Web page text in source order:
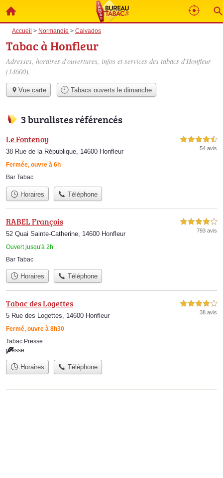
Accueil > Normandie > Calvados
Tabac à Honfleur
Adresses, horaires d'ouvertures, infos et services des tabacs d'Honfleur
(14600).
Vue carte Tabacs ouverts le dimanche
3 buralistes référencés
Le Fontenoy
38 Rue de la République, 14600 Honfleur
Fermée, ouvre à 6h
4,5 étoiles sur 5
54 avis
Bar Tabac
Horaires Téléphone
RABEL François
52 Quai Sainte-Catherine, 14600 Honfleur
Ouvert jusqu'à 2h
4,0 étoiles sur 5
793 avis
Bar Tabac
Horaires Téléphone
Tabac des Logettes
5 Rue des Logettes, 14600 Honfleur
Fermé, ouvre à 8h30
4,0 étoiles sur 5
38 avis
Tabac Presse
presse
Horaires Téléphone